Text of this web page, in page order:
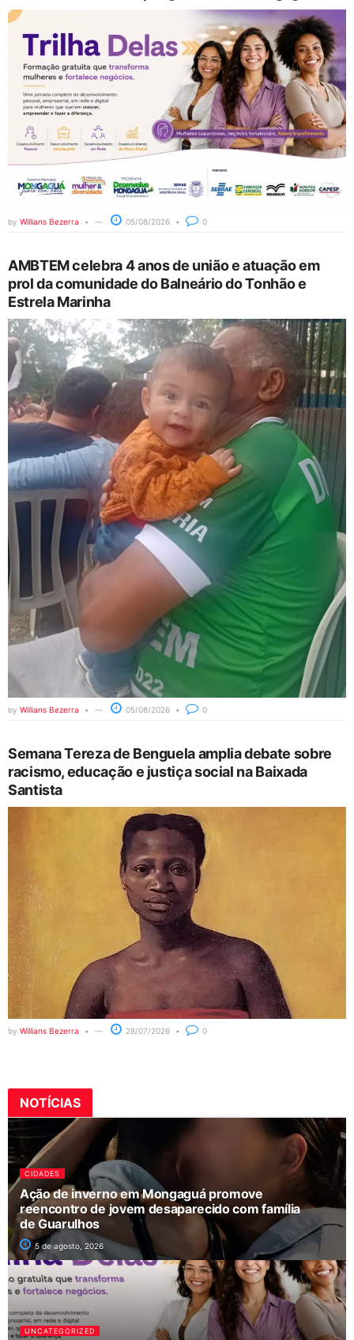
by Willians Bezerra 05/08/2026 0
AMBTEM celebra 4 anos de união e atuação em
prol da comunidade do Balneário do Tonhão e
Estrela Marinha
by Willians Bezerra 05/08/2026 0
Semana Tereza de Benguela amplia debate sobre
racismo, educação e justiça social na Baixada
Santista
by Willians Bezerra 28/07/2026 0
NOTÍCIAS
CIDADES
Ação de inverno em Mongaguá promove
reencontro de jovem desaparecido com família
de Guarulhos
5 de agosto, 2026
UNCATEGORIZED